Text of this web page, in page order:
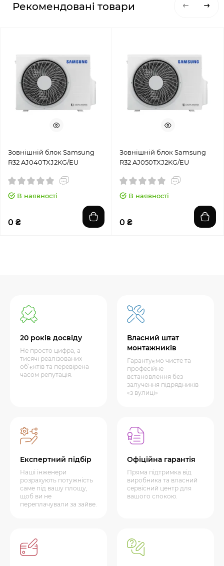
Рекомендовані товари
Зовнішній блок Samsung
R32 AJ040TXJ2KG/EU
В наявності
0 ₴
Зовнішній блок Samsung
R32 AJ050TXJ2KG/EU
В наявності
0 ₴
20 років досвіду
Не просто цифра, а
тисячі реалізованих
об’єктів та перевірена
часом репутація.
Власний штат
монтажників
Гарантуємо чисте та
професійне
встановлення без
залучення підрядників
«з вулиці»
Експертний підбір
Наші інженери
розрахують потужність
саме під вашу площу,
щоб ви не
переплачували за зайве.
Офіційна гарантія
Пряма підтримка від
виробника та власний
сервісний центр для
вашого спокою.